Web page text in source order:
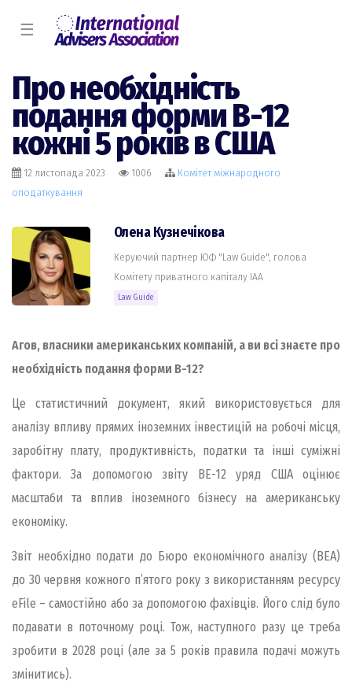
☰
Про необхідність
подання форми В-12
кожні 5 років в США
12 листопада 2023 1006
Комiтет міжнародного
оподаткування
Олена Кузнечікова
Керуючий партнер ЮФ "Law Guide", голова
Комiтету приватного капіталу IAA
Law Guide
Агов, власники американських компаній, а ви всі знаєте про
необхідність подання форми В-12?
Це статистичний документ, який використовується для
аналізу впливу прямих іноземних інвестицій на робочі місця,
заробітну плату, продуктивність, податки та інші суміжні
фактори. За допомогою звіту BE-12 уряд США оцінює
масштаби та вплив іноземного бізнесу на американську
економіку.
Звіт необхідно подати до Бюро економічного аналізу (BEA)
до 30 червня кожного п’ятого року з використанням ресурсу
eFile – самостійно або за допомогою фахівців. Його слід було
подавати в поточному році. Тож, наступного разу це треба
зробити в 2028 році (але за 5 років правила подачі можуть
змінитись).